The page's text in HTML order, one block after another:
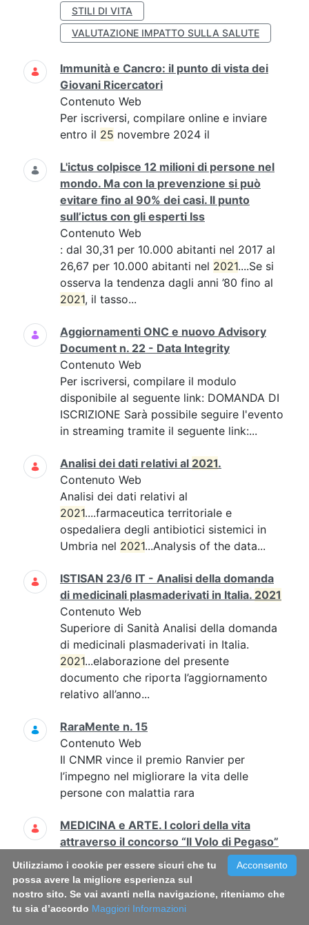
STILI DI VITA
VALUTAZIONE IMPATTO SULLA SALUTE
Immunità e Cancro: il punto di vista dei
Giovani Ricercatori
Contenuto Web
Per iscriversi, compilare online e inviare
entro il 25 novembre 2024 il
L'ictus colpisce 12 milioni di persone nel
mondo. Ma con la prevenzione si può
evitare fino al 90% dei casi. Il punto
sull’ictus con gli esperti Iss
Contenuto Web
: dal 30,31 per 10.000 abitanti nel 2017 al
26,67 per 10.000 abitanti nel 2021....Se si
osserva la tendenza dagli anni ’80 fino al
2021, il tasso...
Aggiornamenti ONC e nuovo Advisory
Document n. 22 - Data Integrity
Contenuto Web
Per iscriversi, compilare il modulo
disponibile al seguente link: DOMANDA DI
ISCRIZIONE Sarà possibile seguire l'evento
in streaming tramite il seguente link:...
Analisi dei dati relativi al 2021.
Contenuto Web
Analisi dei dati relativi al
2021....farmaceutica territoriale e
ospedaliera degli antibiotici sistemici in
Umbria nel 2021...Analysis of the data...
ISTISAN 23/6 IT - Analisi della domanda
di medicinali plasmaderivati in Italia. 2021
Contenuto Web
Superiore di Sanità Analisi della domanda
di medicinali plasmaderivati in Italia.
2021...elaborazione del presente
documento che riporta l’aggiornamento
relativo all’anno...
RaraMente n. 15
Contenuto Web
Il CNMR vince il premio Ranvier per
l’impegno nel migliorare la vita delle
persone con malattia rara
MEDICINA e ARTE. I colori della vita
attraverso il concorso “Il Volo di Pegaso”
Contenuto Web
2021-02-23 non previsti Amalia Egle
Gentile, Antonella Sanseverino, Angela
Ruocco...angela.ruocco@iss.it; l'evento si
Acconsento
Utilizziamo i cookie per essere sicuri che tu
possa avere la migliore esperienza sul
nostro sito. Se vai avanti nella navigazione, riteniamo che
tu sia d’accordo Maggiori Informazioni